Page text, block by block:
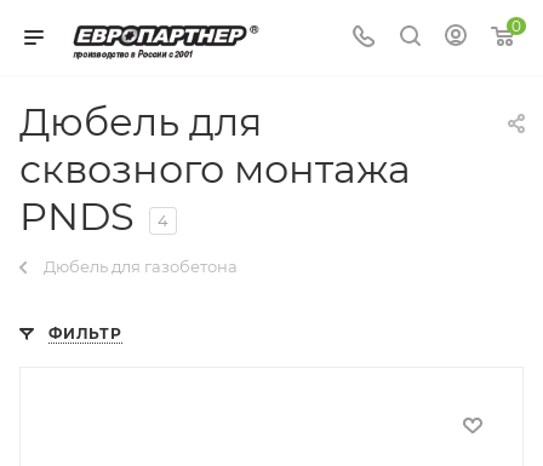
0
Дюбель для
сквозного монтажа
PNDS
4
Дюбель для газобетона
ФИЛЬТР